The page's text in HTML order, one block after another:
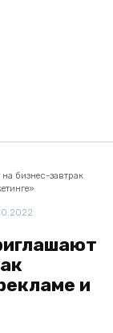
бизнес-завтрак
и